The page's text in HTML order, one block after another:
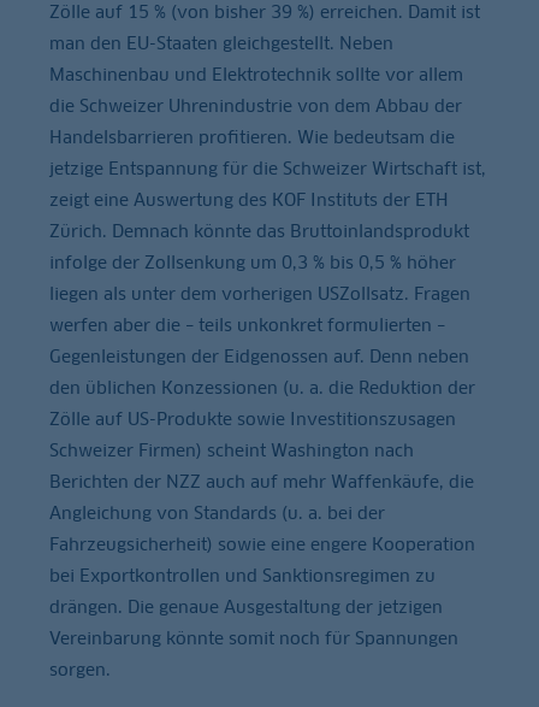
Zölle auf 15 % (von bisher 39 %) erreichen. Damit ist
man den EU-Staaten gleichgestellt. Neben
Maschinenbau und Elektrotechnik sollte vor allem
die Schweizer Uhrenindustrie von dem Abbau der
Handelsbarrieren profitieren. Wie bedeutsam die
jetzige Entspannung für die Schweizer Wirtschaft ist,
zeigt eine Auswertung des KOF Instituts der ETH
Zürich. Demnach könnte das Bruttoinlandsprodukt
infolge der Zollsenkung um 0,3 % bis 0,5 % höher
liegen als unter dem vorherigen USZollsatz. Fragen
werfen aber die – teils unkonkret formulierten –
Gegenleistungen der Eidgenossen auf. Denn neben
den üblichen Konzessionen (u. a. die Reduktion der
Zölle auf US-Produkte sowie Investitionszusagen
Schweizer Firmen) scheint Washington nach
Berichten der NZZ auch auf mehr Waffenkäufe, die
Angleichung von Standards (u. a. bei der
Fahrzeugsicherheit) sowie eine engere Kooperation
bei Exportkontrollen und Sanktionsregimen zu
drängen. Die genaue Ausgestaltung der jetzigen
Vereinbarung könnte somit noch für Spannungen
sorgen.